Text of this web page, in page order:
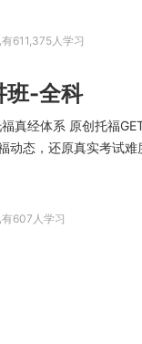
有611,375人学习
班-全科
真经体系 原创托福
动态，还原真实考试
有607人学习